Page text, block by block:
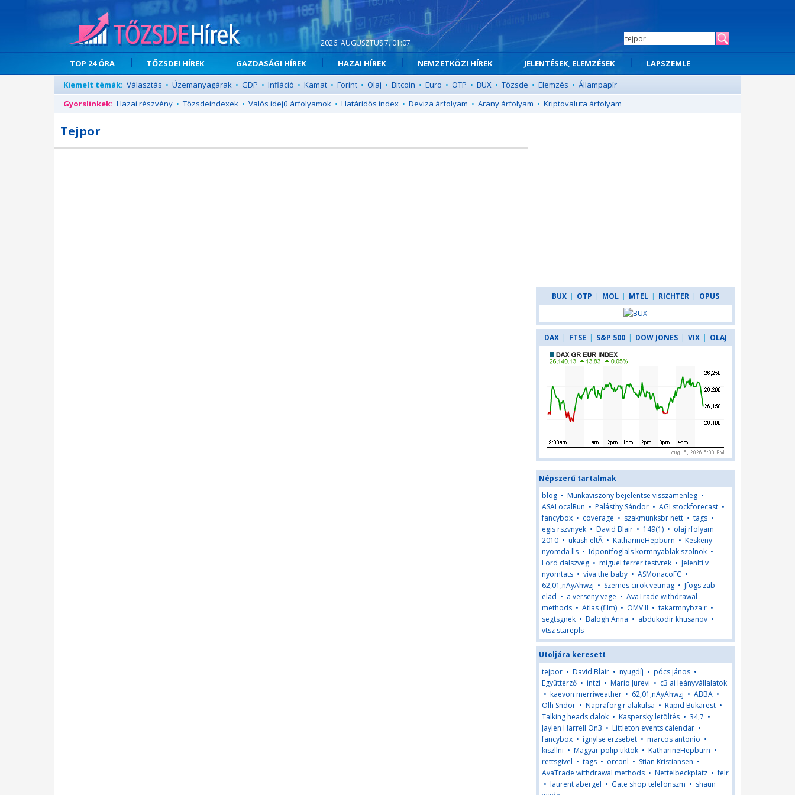
2026. AUGUSZTUS 7. 01:07
TOP 24 ÓRA TŐZSDEI HÍREK GAZDASÁGI HÍREK HAZAI HÍREK NEMZETKÖZI HÍREK JELENTÉSEK, ELEMZÉSEK
LAPSZEMLE
Kiemelt témák: Választás • Üzemanyagárak • GDP • Infláció • Kamat • Forint • Olaj • Bitcoin • Euro • OTP • BUX • Tőzsde • Elemzés • Állampapír
Gyorslinkek: Hazai részvény • Tőzsdeindexek • Valós idejű árfolyamok • Határidős index • Deviza árfolyam • Arany árfolyam • Kriptovaluta árfolyam
Tejpor
BUX | OTP | MOL | MTEL | RICHTER | OPUS
DAX | FTSE | S&P 500 | DOW JONES | VIX | OLAJ
Népszerű tartalmak
blog • Munkaviszony bejelentse visszamenleg •
ASALocalRun • Palásthy Sándor • AGLstockforecast •
fancybox • coverage • szakmunksbr nett • tags •
egis rszvnyek • David Blair • 149(1) • olaj rfolyam
2010 • ukash eltÄ • KatharineHepburn • Keskeny
nyomda lls • Idpontfoglals kormnyablak szolnok •
Lord dalszveg • miguel ferrer testvrek • Jelenlti v
nyomtats • viva the baby • ASMonacoFC •
62,01,nAyAhwzj • Szemes cirok vetmag • Jfogs zab
elad • a verseny vege • AvaTrade withdrawal
methods • Atlas (film) • OMV ll • takarmnybza r •
segtsgnek • Balogh Anna • abdukodir khusanov •
vtsz starepls
Utoljára keresett
tejpor • David Blair • nyugdíj • pócs jános •
Együttérző • intzi • Mario Jurevi • c3 ai leányvállalatok
• kaevon merriweather • 62,01,nAyAhwzj • ABBA •
Olh Sndor • Napraforg r alakulsa • Rapid Bukarest •
Talking heads dalok • Kaspersky letöltés • 34,7 •
Jaylen Harrell On3 • Littleton events calendar •
fancybox • ignylse erzsebet • marcos antonio •
kiszllni • Magyar polip tiktok • KatharineHepburn •
rettsgivel • tags • orconl • Stian Kristiansen •
AvaTrade withdrawal methods • Nettelbeckplatz •felr
• laurent abergel • Gate shop telefonszm • shaun